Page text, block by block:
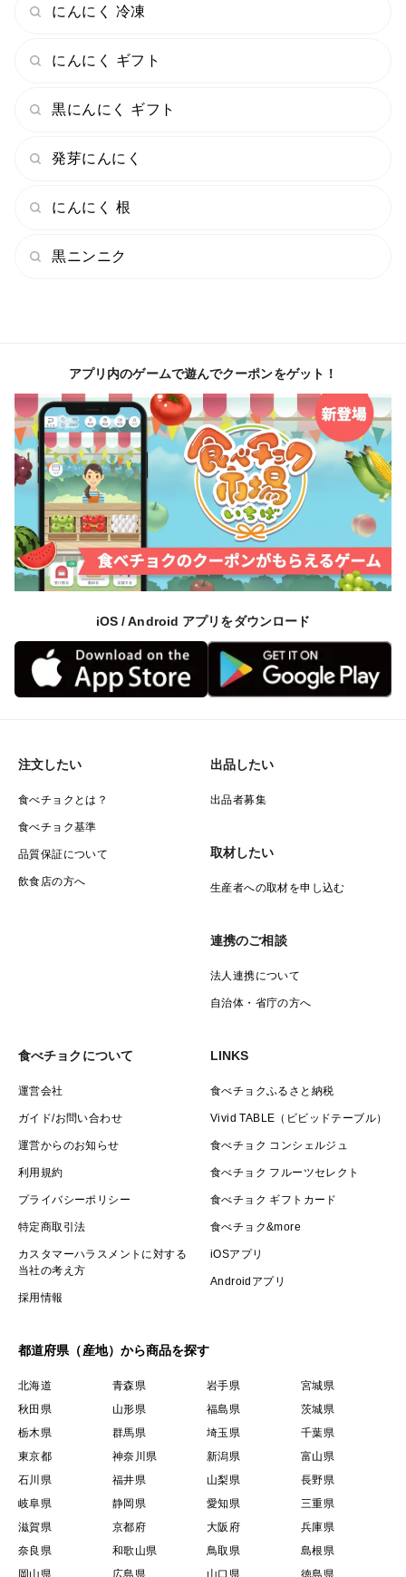
9月中旬に葉ニンニクの種を冷蔵庫に入れます。
冬から春が来たと葉ニンニクは勘違いして芽を出してく
冷蔵庫から取り出した葉ニンニクは、玉ねぎと同じ間隔
11月下旬ごろからは葉ニンニクの茎が太くなったものか
ら収穫となります。
（収穫後は、）
一本一本 皮を丁寧に剥いて出荷となります。
▼食べ方
この時期はなんと言っても、お鍋にするのがおススメで
にんにく 冷凍
にんにく ギフト
黒にんにく ギフト
発芽にんにく
にんにく 根
黒ニンニク
アプリ内のゲームで遊んでクーポンをゲット！
iOS / Android アプリをダウンロード
注文したい
食べチョクとは？
食べチョク基準
品質保証について
飲食店の方へ
出品したい
出品者募集
取材したい
生産者への取材を申し込む
連携のご相談
法人連携について
自治体・省庁の方へ
食べチョクについて
運営会社
ガイド/お問い合わせ
運営からのお知らせ
利用規約
プライバシーポリシー
特定商取引法
カスタマーハラスメントに対する
当社の考え方
採用情報
LINKS
食べチョクふるさと納税
Vivid TABLE（ビビッドテーブル）
食べチョク コンシェルジュ
食べチョク フルーツセレクト
食べチョク ギフトカード
食べチョク&more
iOSアプリ
Androidアプリ
都道府県（産地）から商品を探す
北海道 青森県 岩手県
宮城県
秋田県
山形県 福島県
茨城県
栃木県
群馬県 埼玉県
千葉県
東京都
神奈川県 新潟県
富山県
石川県
福井県 山梨県
長野県
岐阜県
静岡県 愛知県
三重県
滋賀県
京都府 大阪府
兵庫県
奈良県
和歌山県 鳥取県
島根県
岡山県
広島県 山口県 徳島県